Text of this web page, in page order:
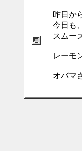
昨日か
今日も
スムー
レーモ
オバマ